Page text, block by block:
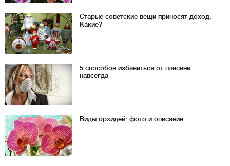
Старые советские вещи приносят доход.
Какие?
5 способов избавиться от плесени
навсегда
Виды орхидей: фото и описание